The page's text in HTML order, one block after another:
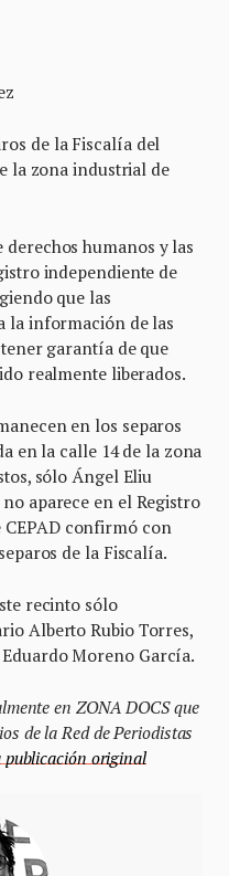
de la Fiscalía del
la zona industrial de
humanos y las
independiente de
que las
la información de las
garantía de que
realmente liberados.
en los separos
en la calle 14 de la zona
sólo Ángel Eliu
aparece en el Registro
CEPAD confirmó con
de la Fiscalía.
recinto sólo
Alberto Rubio Torres,
Moreno García.
en ZONA DOCS que
de la Red de Periodistas
publicación original